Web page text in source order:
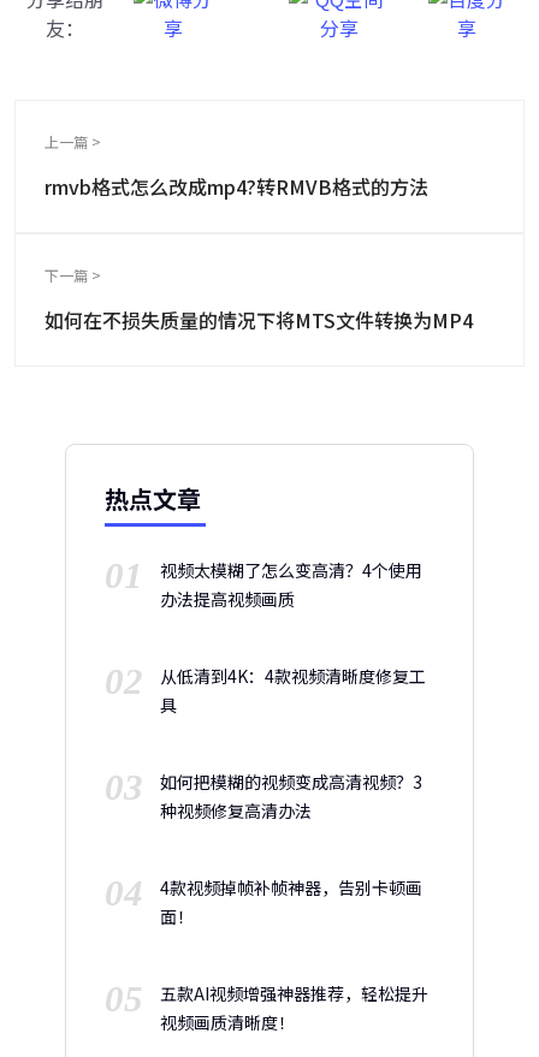
友：
上一篇 >
rmvb格式怎么改成mp4?转RMVB格式的方法
下一篇 >
如何在不损失质量的情况下将MTS文件转换为MP4
热点文章
01
视频太模糊了怎么变高清？4个使用
办法提高视频画质
02
从低清到4K：4款视频清晰度修复工
具
03
如何把模糊的视频变成高清视频？3
种视频修复高清办法
04
4款视频掉帧补帧神器，告别卡顿画
面！
05
五款AI视频增强神器推荐，轻松提升
视频画质清晰度！